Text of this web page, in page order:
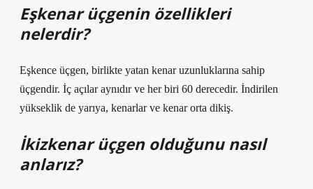
Eşkenar üçgenin özellikleri
nelerdir?
Eşkence üçgen, birlikte yatan kenar uzunluklarına sahip
üçgendir. İç açılar aynıdır ve her biri 60 derecedir. İndirilen
yükseklik de yarıya, kenarlar ve kenar orta dikiş.
İkizkenar üçgen olduğunu nasıl
anlarız?